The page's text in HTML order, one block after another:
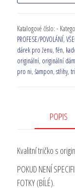
Katalogové číslo: -
PROFESE/POVOLÁNÍ,
dárek pro ženu, fén,
originální, originální
pro ni, šampon, střihy,
POPIS
Kvalitní tričko s
POKUD NENÍ
FOTKY (BÍLÉ).